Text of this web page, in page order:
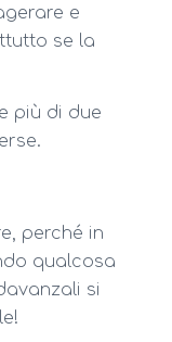
e
se la
più di due
perché in
qualcosa
si